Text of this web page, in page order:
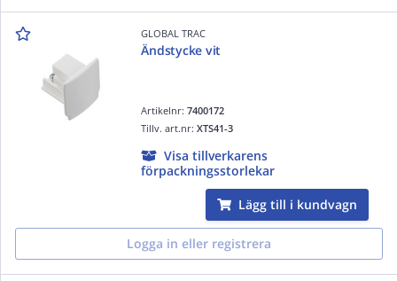
GLOBAL TRAC
Ändstycke vit
Artikelnr:7400172
Tillv. art.nr:XTS41-3
Visa tillverkarens
förpackningsstorlekar
Lägg till i kundvagn
Logga in eller registrera